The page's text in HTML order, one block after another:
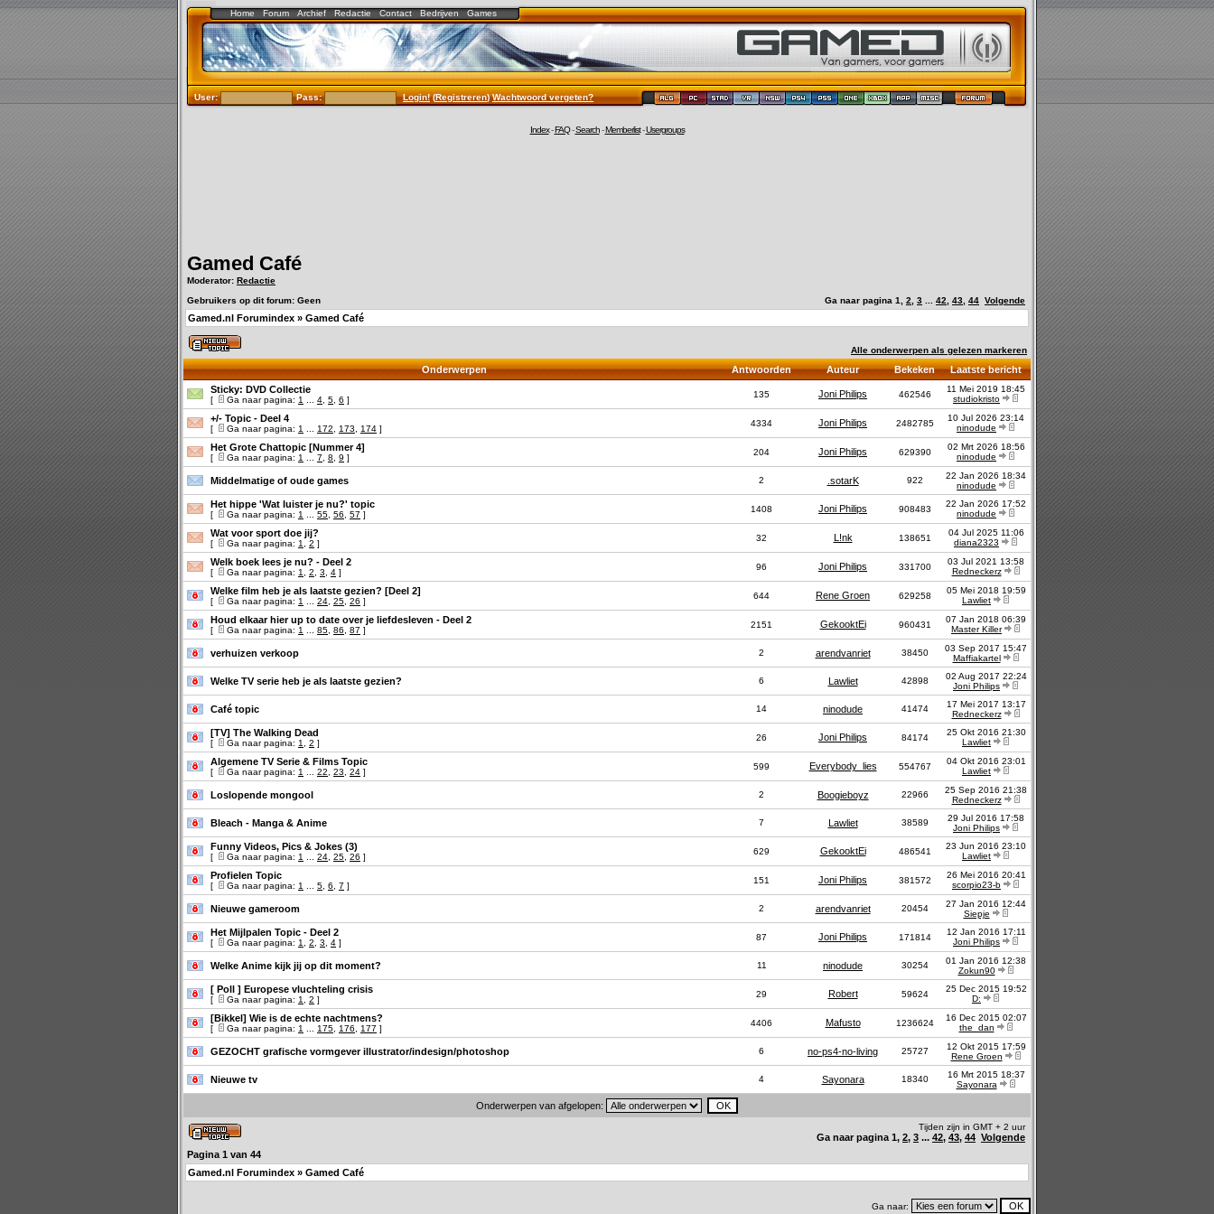
Home Forum Archief Redactie Contact Bedrijven Games
User: Pass: Login!(Registreren)Wachtwoord vergeten?
Index-FAQ-Search-Memberlist-Usergroups
Gamed Café
Moderator: Redactie
Gebruikers op dit forum: Geen
Ga naar pagina 1 2 3 42 43 44 Volgende
Gamed.nl Forumindex » Gamed Café
Alle onderwerpen als gelezen markeren
Onderwerpen Antwoorden Auteur Bekeken
Laatste bericht
Sticky: DVD Collectie
[ Ga naar pagina: 1 4 5 6 ]
135 Joni Philips 462546
11 Mei 2019 18:45
studiokristo
+/- Topic - Deel 4
[ Ga naar pagina: 1 172 173 174 ]
4334 Joni Philips 2482785
10 Jul 2026 23:14
ninodude
Het Grote Chattopic [Nummer 4]
[ Ga naar pagina: 1 7 8 9 ]
204 Joni Philips 629390
02 Mrt 2026 18:56
ninodude
Middelmatige of oude games 2 .sotarK 922
22 Jan 2026 18:34
ninodude
Het hippe 'Wat luister je nu?' topic
[ Ga naar pagina: 1 55 56 57 ]
1408 Joni Philips 908483
22 Jan 2026 17:52
ninodude
Wat voor sport doe jij?
[ Ga naar pagina: 1 2 ]
32 L!nk 138651
04 Jul 2025 11:06
diana2323
Welk boek lees je nu? - Deel 2
[ Ga naar pagina: 1 2 3 4 ]
96 Joni Philips 331700
03 Jul 2021 13:58
Redneckerz
Welke film heb je als laatste gezien? [Deel 2]
[ Ga naar pagina: 1 24 25 26 ]
644 Rene Groen 629258
05 Mei 2018 19:59
Lawliet
Houd elkaar hier up to date over je liefdesleven - Deel 2
[ Ga naar pagina: 1 85 86 87 ]
2151 GekooktEi 960431
07 Jan 2018 06:39
Master Killer
verhuizen verkoop 2 arendvanriet 38450
03 Sep 2017 15:47
Maffiakartel
Welke TV serie heb je als laatste gezien? 6 Lawliet 42898
02 Aug 2017 22:24
Joni Philips
Café topic 14 ninodude 41474
17 Mei 2017 13:17
Redneckerz
[TV] The Walking Dead
[ Ga naar pagina: 1 2 ]
26 Joni Philips 84174
25 Okt 2016 21:30
Lawliet
Algemene TV Serie & Films Topic
[ Ga naar pagina: 1 22 23 24 ]
599 Everybody_lies 554767
04 Okt 2016 23:01
Lawliet
Loslopende mongool 2 Boogieboyz 22966
25 Sep 2016 21:38
Redneckerz
Bleach - Manga & Anime 7 Lawliet 38589
29 Jul 2016 17:58
Joni Philips
Funny Videos, Pics & Jokes (3)
[ Ga naar pagina: 1 24 25 26 ]
629 GekooktEi 486541
23 Jun 2016 23:10
Lawliet
Profielen Topic
[ Ga naar pagina: 1 5 6 7 ]
151 Joni Philips 381572
26 Mei 2016 20:41
scorpio23-b
Nieuwe gameroom 2 arendvanriet 20454
27 Jan 2016 12:44
Siepje
Het Mijlpalen Topic - Deel 2
[ Ga naar pagina: 1 2 3 4 ]
87 Joni Philips 171814
12 Jan 2016 17:11
Joni Philips
Welke Anime kijk jij op dit moment? 11 ninodude 30254
01 Jan 2016 12:38
Zokun90
[ Poll ] Europese vluchteling crisis
[ Ga naar pagina: 1 2 ]
29 Robert 59624
25 Dec 2015 19:52
D:
[Bikkel] Wie is de echte nachtmens?
[ Ga naar pagina: 1 175 176 177 ]
4406 Mafusto 1236624
16 Dec 2015 02:07
the_dan
GEZOCHT grafische vormgever illustrator/indesign/photoshop 6 no-ps4-no-living 25727
12 Okt 2015 17:59
Rene Groen
Nieuwe tv 4 Sayonara 18340
16 Mrt 2015 18:37
Sayonara
Onderwerpen van afgelopen:
Tijden zijn in GMT + 2 uur
Ga naar pagina 1, 2, 3 ... 42, 43, 44 Volgende
Pagina 1 van 44
Gamed.nl Forumindex » Gamed Café
Ga naar: